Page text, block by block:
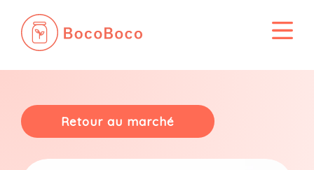
contenu
Retour au marché